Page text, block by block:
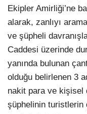
Ekipler Amirliği’ne
alarak, zanlıyı
ve şüpheli
Caddesi üzerinde
yanında bulunan
olduğu belirlenen 3
nakit para ve kişisel
şüphelinin turistlerin